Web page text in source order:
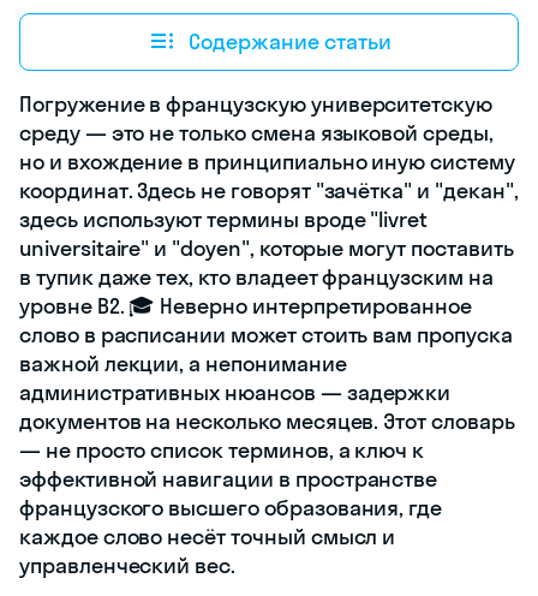
Содержание статьи
Погружение в французскую университетскую
среду — это не только смена языковой среды,
но и вхождение в принципиально иную систему
координат. Здесь не говорят "зачётка" и "декан",
здесь используют термины вроде "livret
universitaire" и "doyen", которые могут поставить
в тупик даже тех, кто владеет французским на
уровне B2. 🎓 Неверно интерпретированное
слово в расписании может стоить вам пропуска
важной лекции, а непонимание
административных нюансов — задержки
документов на несколько месяцев. Этот словарь
— не просто список терминов, а ключ к
эффективной навигации в пространстве
французского высшего образования, где
каждое слово несёт точный смысл и
управленческий вес.